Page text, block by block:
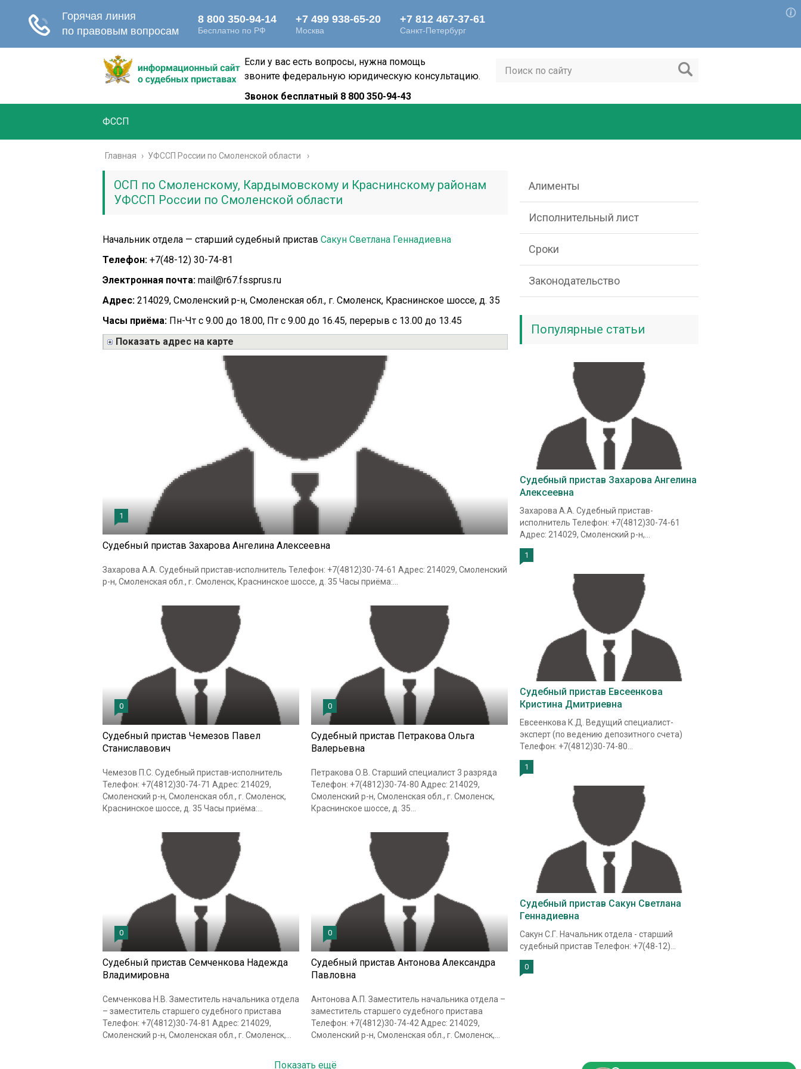
Если у вас есть вопросы, нужна помощь
звоните федеральную юридическую консультацию.
Звонок бесплатный 8 800 350-94-43
ФССП
Главная › УФССП России по Смоленской области
ОСП по Смоленскому, Кардымовскому и Краснинскому районам
УФССП России по Смоленской области
Начальник отдела — старший судебный пристав Сакун Светлана Геннадиевна
Телефон: +7(48-12) 30-74-81
Электронная почта: mail@r67.fssprus.ru
Адрес: 214029, Смоленский р-н, Смоленская обл., г. Смоленск, Краснинское шоссе, д. 35
Часы приёма: Пн-Чт с 9.00 до 18.00, Пт с 9.00 до 16.45, перерыв с 13.00 до 13.45
Показать адрес на карте
1
Судебный пристав Захарова Ангелина Алексеевна
Захарова А.А. Судебный пристав-исполнитель Телефон: +7(4812)30-74-61 Адрес: 214029, Смоленский
р-н, Смоленская обл., г. Смоленск, Краснинское шоссе, д. 35 Часы приёма:...
0
Судебный пристав Чемезов Павел
Станиславович
Чемезов П.С. Судебный пристав-исполнитель
Телефон: +7(4812)30-74-71 Адрес: 214029,
Смоленский р-н, Смоленская обл., г. Смоленск,
Краснинское шоссе, д. 35 Часы приёма:...
0
Судебный пристав Петракова Ольга
Валерьевна
Петракова О.В. Старший специалист 3 разряда
Телефон: +7(4812)30-74-80 Адрес: 214029,
Смоленский р-н, Смоленская обл., г. Смоленск,
Краснинское шоссе, д. 35...
0
Судебный пристав Семченкова Надежда
Владимировна
Семченкова Н.В. Заместитель начальника отдела
– заместитель старшего судебного пристава
Телефон: +7(4812)30-74-81 Адрес: 214029,
Смоленский р-н, Смоленская обл., г. Смоленск,...
0
Судебный пристав Антонова Александра
Павловна
Антонова А.П. Заместитель начальника отдела –
заместитель старшего судебного пристава
Телефон: +7(4812)30-74-42 Адрес: 214029,
Смоленский р-н, Смоленская обл., г. Смоленск,...
Показать ещё
Алименты
Исполнительный лист
Сроки
Законодательство
Популярные статьи
Судебный пристав Захарова Ангелина
Алексеевна
Захарова А.А. Судебный пристав-
исполнитель Телефон: +7(4812)30-74-61
Адрес: 214029, Смоленский р-н,...
1
Судебный пристав Евсеенкова
Кристина Дмитриевна
Евсеенкова К.Д. Ведущий специалист-
эксперт (по ведению депозитного счета)
Телефон: +7(4812)30-74-80...
1
Судебный пристав Сакун Светлана
Геннадиевна
Сакун С.Г. Начальник отдела - старший
судебный пристав Телефон: +7(48-12)...
0